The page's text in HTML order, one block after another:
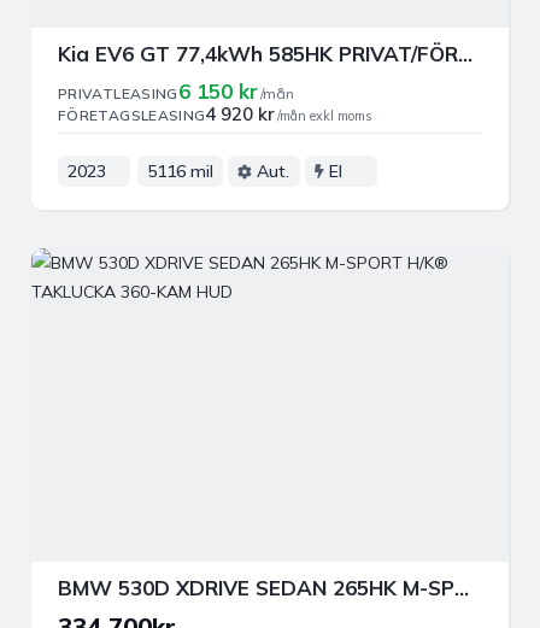
Kia EV6 GT 77,4kWh 585HK PRIVAT/FÖRETAGSLEASING
PRIVATLEASING 6 150 kr/mån
FÖRETAGSLEASING4 920 kr/mån exkl moms
2023 5116 mil Aut. El
BMW 530D XDRIVE SEDAN 265HK M-SPORT H/K® TAKLUCKA 360-KAM HUD